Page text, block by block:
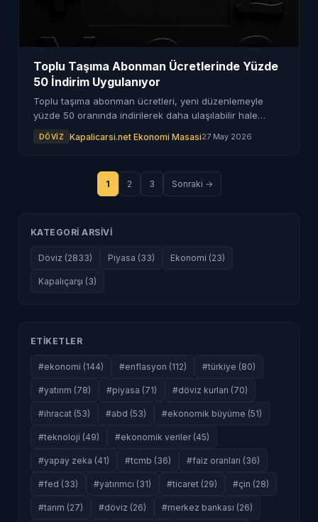
Toplu Taşıma Abonman Ücretlerinde Yüzde
50 İndirim Uygulanıyor
Toplu taşıma abonman ücretleri, yeni düzenlemeyle
yüzde 50 oranında indirilerek daha ulaşılabilir hale
sağlayacak.
DÖVIZ Kapalicarsi.net Ekonomi Masasi27 May 2026
1 2 3 Sonraki →
KATEGORI ARSIVI
Döviz (2833) Piyasa (33) Ekonomi (23)
Kapalıçarşı (3)
ETIKETLER
#ekonomi (144) #enflasyon (112) #türkiye (80)
#yatırım (78) #piyasa (71) #döviz kurları (70)
#ihracat (53) #abd (53) #ekonomik büyüme (51)
#teknoloji (49) #ekonomik veriler (45)
#yapay zeka (41) #tcmb (36) #faiz oranları (36)
#fed (33) #yatırımcı (31) #ticaret (29) #çin (28)
#tarım (27) #döviz (26) #merkez bankası (26)